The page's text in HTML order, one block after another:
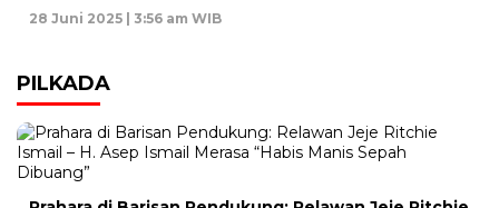
28 Juni 2025 | 3:56 am WIB
PILKADA